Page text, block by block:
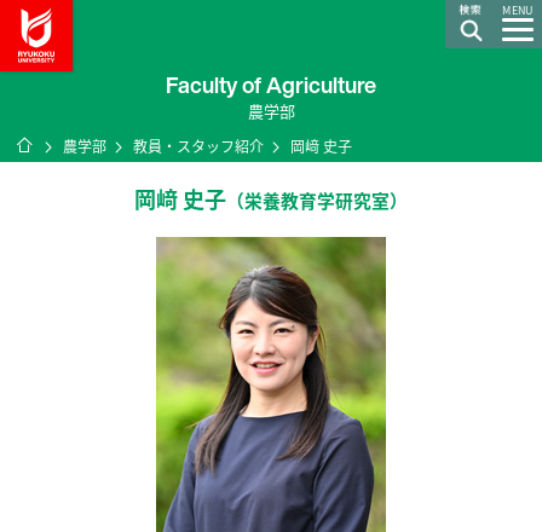
MENU
Faculty of Agriculture
農学部
ホーム
農学部 教員・スタッフ紹介 岡﨑 史子
岡﨑 史子 （栄養教育学研究室）